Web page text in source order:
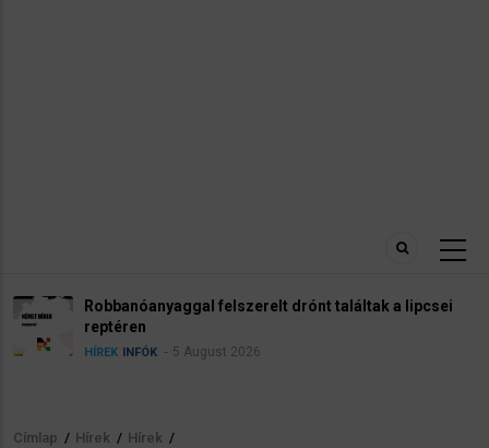
felszerelt drónt találtak a lipcsei
2026
Kannabisz
Címlap / Hírek / Hírek /